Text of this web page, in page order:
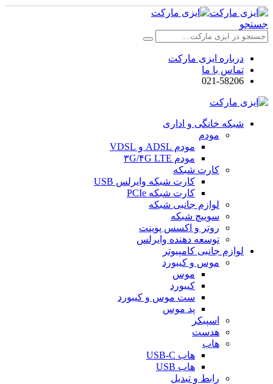
جستجو
درباره ایزی مارکت
تماس با ما
021-58206
شبکه خانگی و اداری
مودم
مودم ADSL و VDSL
مودم ۳G/۴G LTE
کارت شبکه
کارت شبکه وایرلس USB
کارت شبکه PCIe
لوازم جانبی شبکه
سوییچ شبکه
روتر و اکسس پوینت
توسعه دهنده وایرلس
لوازم جانبی کامپیوتر
موس و کیبورد
موس
کیبورد
ست موس و کیبورد
پد موس
اسپیکر
هدست
هاب
هاب USB-C
هاب USB
رابط و تبدیل